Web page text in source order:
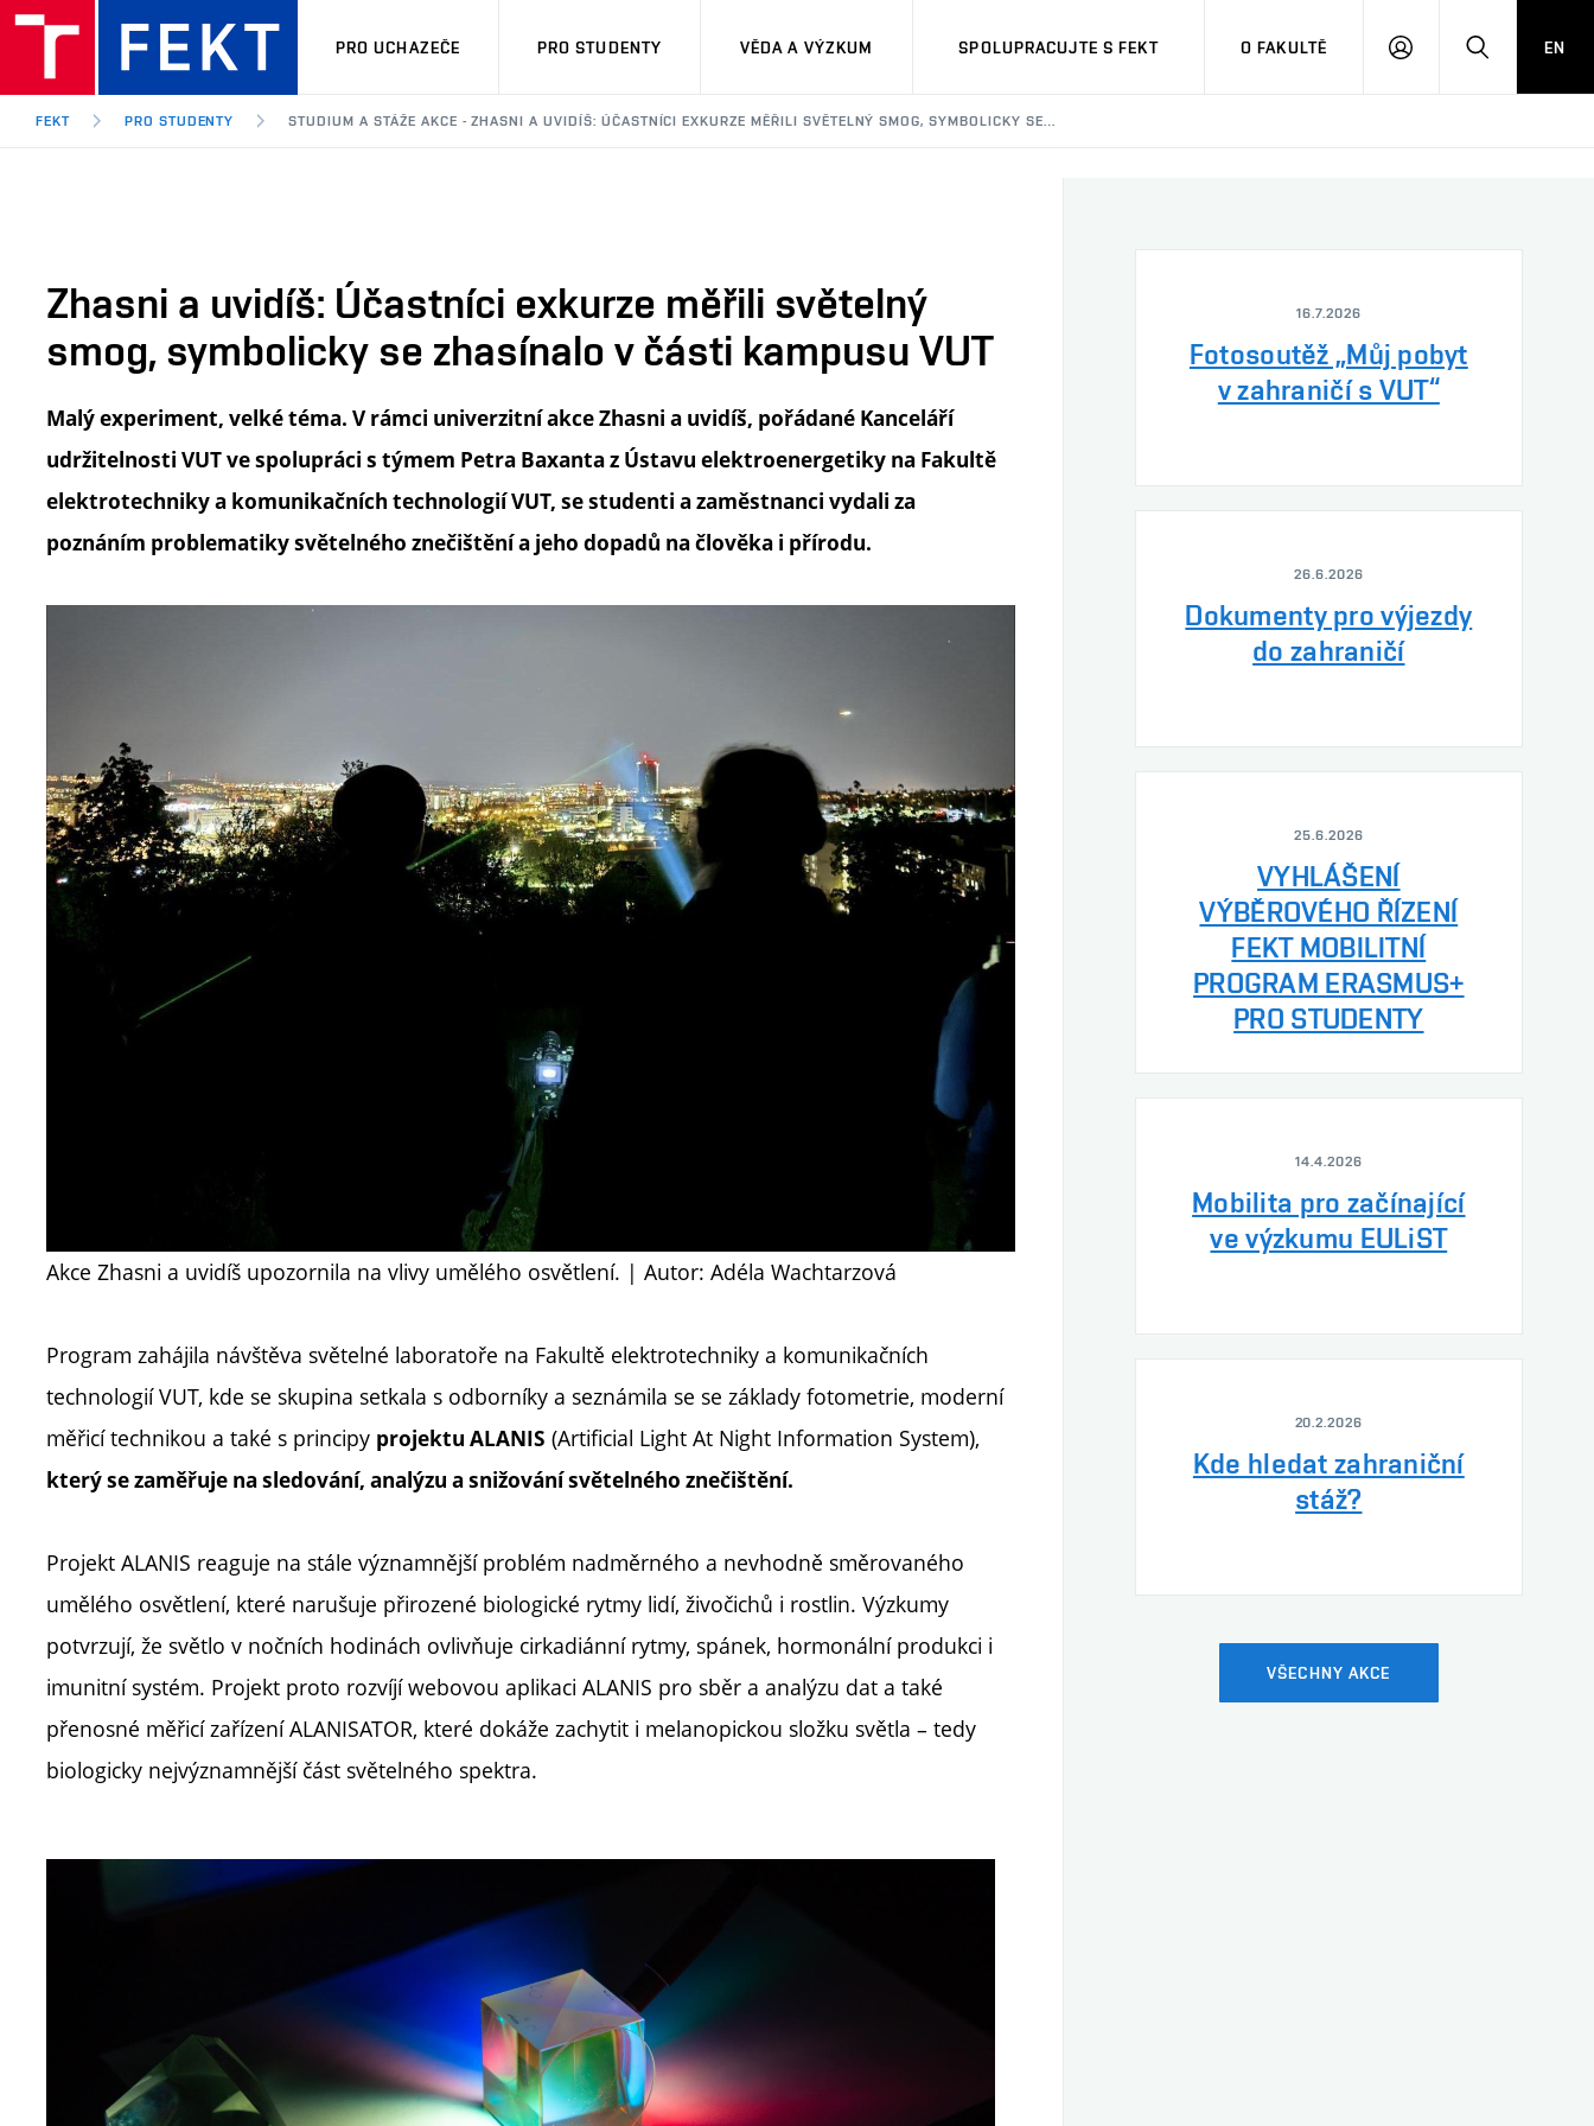
PRO UCHAZEČE PRO STUDENTY VĚDA A VÝZKUM SPOLUPRACUJTE S FEKT O FAKULTĚ
PŘIHLÁSITHLEDAT
EN
FEKT PRO STUDENTY STUDIUM A STÁŽE AKCE - ZHASNI A UVIDÍŠ: ÚČASTNÍCI EXKURZE MĚŘILI SVĚTELNÝ SMOG, SYMBOLICKY SE…
Zhasni a uvidíš: Účastníci exkurze měřili světelný
smog, symbolicky se zhasínalo v části kampusu VUT
Malý experiment, velké téma. V rámci univerzitní akce Zhasni a uvidíš, pořádané Kanceláří
udržitelnosti VUT ve spolupráci s týmem Petra Baxanta z Ústavu elektroenergetiky na Fakultě
elektrotechniky a komunikačních technologií VUT, se studenti a zaměstnanci vydali za
poznáním problematiky světelného znečištění a jeho dopadů na člověka i přírodu.
Akce Zhasni a uvidíš upozornila na vlivy umělého osvětlení. | Autor: Adéla Wachtarzová
Program zahájila návštěva světelné laboratoře na Fakultě elektrotechniky a komunikačních
technologií VUT, kde se skupina setkala s odborníky a seznámila se se základy fotometrie, moderní
měřicí technikou a také s principy projektu ALANIS (Artificial Light At Night Information System),
který se zaměřuje na sledování, analýzu a snižování světelného znečištění.
Projekt ALANIS reaguje na stále významnější problém nadměrného a nevhodně směrovaného
umělého osvětlení, které narušuje přirozené biologické rytmy lidí, živočichů i rostlin. Výzkumy
potvrzují, že světlo v nočních hodinách ovlivňuje cirkadiánní rytmy, spánek, hormonální produkci i
imunitní systém. Projekt proto rozvíjí webovou aplikaci ALANIS pro sběr a analýzu dat a také
přenosné měřicí zařízení ALANISATOR, které dokáže zachytit i melanopickou složku světla – tedy
biologicky nejvýznamnější část světelného spektra.
16.7.2026
Fotosoutěž „Můj pobyt
v zahraničí s VUT“
26.6.2026
Dokumenty pro výjezdy
do zahraničí
25.6.2026
VYHLÁŠENÍ
VÝBĚROVÉHO ŘÍZENÍ
FEKT MOBILITNÍ
PROGRAM ERASMUS+
PRO STUDENTY
14.4.2026
Mobilita pro začínající
ve výzkumu EULiST
20.2.2026
Kde hledat zahraniční
stáž?
VŠECHNY AKCE